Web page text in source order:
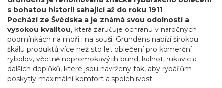
s bohatou historií sahající až do roku 1911.
Pochází ze Švédska a je známá svou odolností a
vysokou kvalitou, která zaručuje ochranu v náročných
podmínkách na moři i na souši. Grundéns nabízí širokou
škálu produktů více než sto let oblečení pro komerční
rybolov, včetně nepromokavých bund, kalhot, rukavic a
dalších doplňků, které jsou navrženy tak, aby rybářům
poskytly maximální komfort a spolehlivost.